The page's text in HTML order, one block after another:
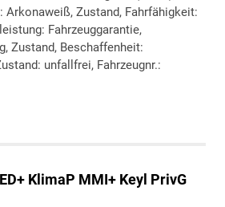
Arkonaweiß, Zustand, Fahrfähigkeit:
Fahrzeuggarantie,
Zustand, Beschaffenheit:
unfallfrei, Fahrzeugnr.:
drucken
KlimaP MMI+ Keyl PrivG